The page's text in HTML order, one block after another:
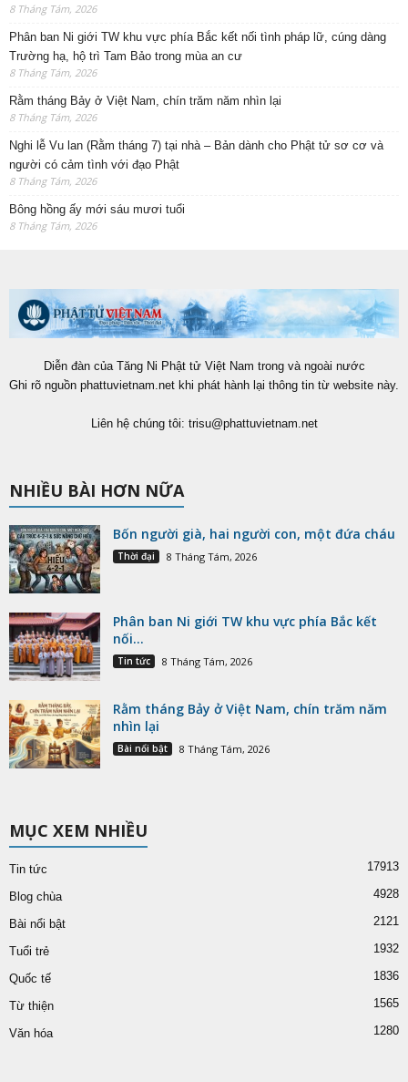
8 Tháng Tám, 2026
Phân ban Ni giới TW khu vực phía Bắc kết nối tình pháp lữ, cúng dàng
Trường hạ, hộ trì Tam Bảo trong mùa an cư
8 Tháng Tám, 2026
Rằm tháng Bảy ở Việt Nam, chín trăm năm nhìn lại
8 Tháng Tám, 2026
Nghi lễ Vu lan (Rằm tháng 7) tại nhà – Bản dành cho Phật tử sơ cơ và
người có cảm tình với đạo Phật
8 Tháng Tám, 2026
Bông hồng ấy mới sáu mươi tuổi
8 Tháng Tám, 2026
Diễn đàn của Tăng Ni Phật tử Việt Nam trong và ngoài nước
Ghi rõ nguồn phattuvietnam.net khi phát hành lại thông tin từ website này.
Liên hệ chúng tôi: trisu@phattuvietnam.net
NHIỀU BÀI HƠN NỮA
Bốn người già, hai người con, một đứa cháu
Thời đại 8 Tháng Tám, 2026
Phân ban Ni giới TW khu vực phía Bắc kết
nối...
Tin tức 8 Tháng Tám, 2026
Rằm tháng Bảy ở Việt Nam, chín trăm năm
nhìn lại
Bài nổi bật 8 Tháng Tám, 2026
MỤC XEM NHIỀU
Tin tức 17913
Blog chùa 4928
Bài nổi bật 2121
Tuổi trẻ 1932
Quốc tế 1836
Từ thiện 1565
Văn hóa 1280